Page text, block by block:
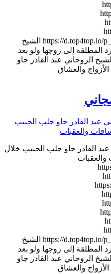
https://d.top4top.io/p_36101kkj38.jpg 00447822017122 الشيخ
المطلقة إلى زوجها ولو بعد
الفراق 00447822017122 الشيخ الروحاني عبد القادر جاو
والعشاق
الروحاني عبد القادر جاو جلب الحبيب خلال
والعقبات
https://d.top4top.io/p_36101kkj38.jpg 00447822017122 الشيخ
المطلقة إلى زوجها ولو بعد
الفراق 00447822017122 الشيخ الروحاني عبد القادر جاو
والعشاق